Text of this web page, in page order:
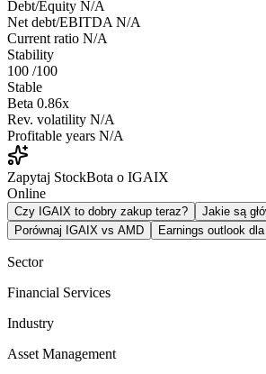
Debt/Equity N/A
Net debt/EBITDA N/A
Current ratio N/A
Stability
100 /100
Stable
Beta 0.86x
Rev. volatility N/A
Profitable years N/A
Zapytaj StockBota o IGAIX
Online
Czy IGAIX to dobry zakup teraz?
Jakie są
Porównaj IGAIX vs AMD
Earnings outlook
Sector
Financial Services
Industry
Asset Management